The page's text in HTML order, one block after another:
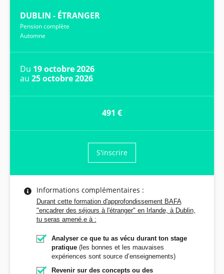
DUBLIN - ÉTRANGER
Pension complète
Automne
Du 19 octobre 2026
au 25 octobre 2026
491 €
S'inscrire
Informations complémentaires :
Durant cette formation d'approfondissement BAFA
"encadrer des séjours à l'étranger" en Irlande, à Dublin,
tu seras amené.e à :
Analyser ce que tu as vécu durant ton stage
pratique(les bonnes et les mauvaises
expériences sont source d’enseignements)
Revenir sur des concepts ou des